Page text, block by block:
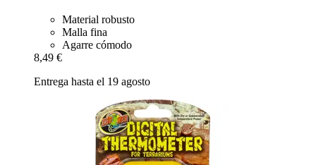
Material robusto
Malla fina
Agarre cómodo
8,49 €
Entrega hasta el 19 agosto